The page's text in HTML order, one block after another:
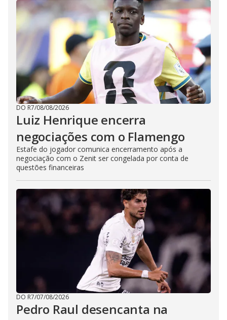
DO R7/08/08/2026
Luiz Henrique encerra
negociações com o Flamengo
Estafe do jogador comunica encerramento após a
negociação com o Zenit ser congelada por conta de
questões financeiras
DO R7/07/08/2026
Pedro Raul desencanta na